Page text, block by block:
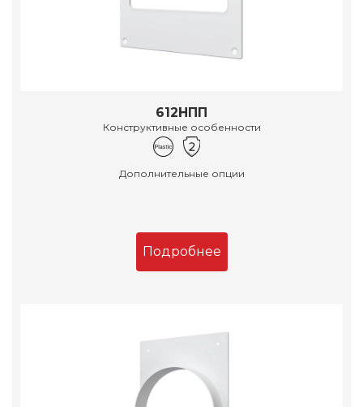
612НПП
Конструктивные особенности
Дополнительные опции
Подробнее